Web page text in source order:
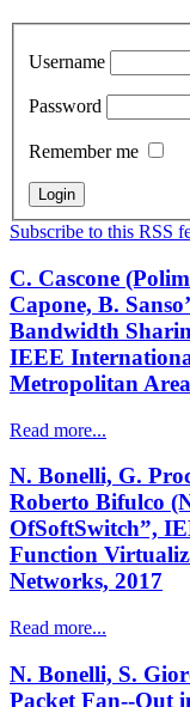
Username
Password
Remember me
Subscribe to this RSS
C. Cascone
Capone, B.
Bandwidth
IEEE
Metropolitan
Read more...
N. Bonelli, G.
Roberto Bifulco
OfSoftSwitch”,
Function
Networks, 2017
Read more...
N. Bonelli, S.
Packet Fan--Out